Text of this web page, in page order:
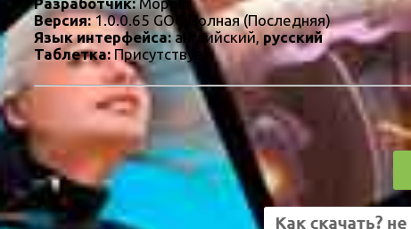
Версия:1.0.0.65 GOG Полная (Последняя)
Язык интерфейса:английский,русский
Таблетка: Присутствует